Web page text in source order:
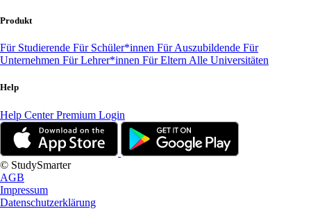
Produkt
Für Studierende Für Schüler*innen Für Auszubildende Für
Unternehmen Für Lehrer*innen Für Eltern Alle Universitäten
Help
Help CenterPremium Login
© StudySmarter
AGB
Impressum
Datenschutzerklärung